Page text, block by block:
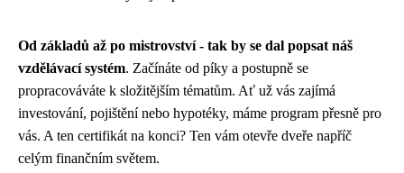
Od základů až po mistrovství - tak by se dal popsat náš
vzdělávací systém. Začínáte od píky a postupně se
propracováváte k složitějším tématům. Ať už vás zajímá
investování, pojištění nebo hypotéky, máme program přesně pro
vás. A ten certifikát na konci? Ten vám otevře dveře napříč
celým finančním světem.